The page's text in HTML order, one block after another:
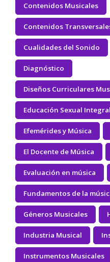
Contenidos Musicales
Contenidos
Cualidades del Sonido
Diagnóstico
Diseños Curriculares
Educación Sexual
Efemérides y Música
El Docente de Música
Evaluación en música
Fundamentos de la
Géneros Musicales
Industria Musical
Instrumentos Musicales